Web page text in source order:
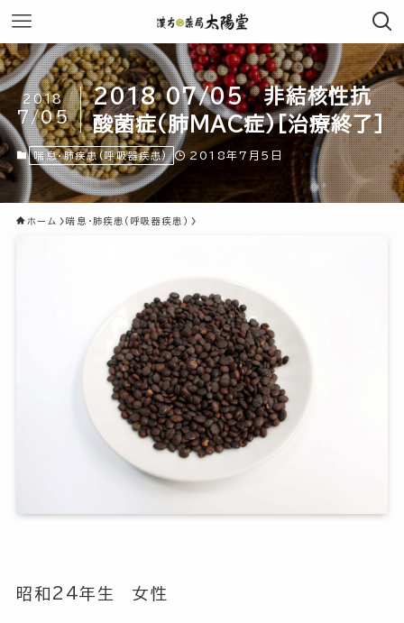
2018 07/05 非結核性抗
酸菌症(肺MAC症)[治療終了]
2018
7/05
喘息・肺疾患(呼吸器疾患) 2018年7月5日
ホーム 喘息・肺疾患(呼吸器疾患)
昭和24年生 女性